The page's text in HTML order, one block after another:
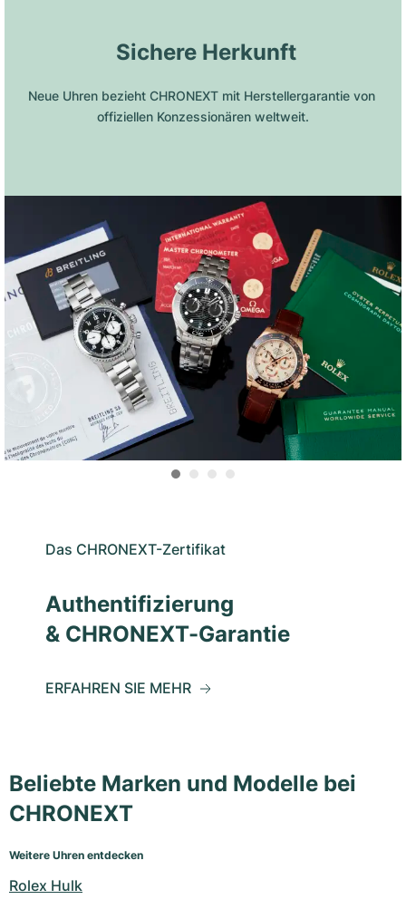
Sichere Herkunft
Neue Uhren bezieht CHRONEXT mit Herstellergarantie von
offiziellen Konzessionären weltweit.
Das CHRONEXT-Zertifikat
Authentifizierung
& CHRONEXT-Garantie
ERFAHREN SIE MEHR
Beliebte Marken und Modelle bei
CHRONEXT
Weitere Uhren entdecken
Rolex Hulk